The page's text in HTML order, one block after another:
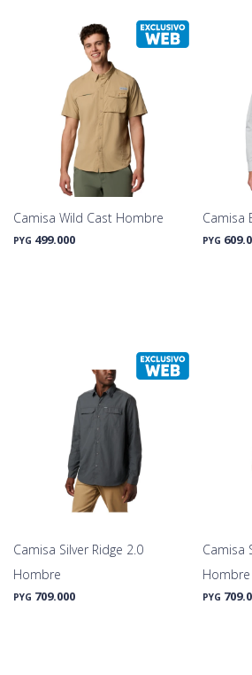
Camisa Wild Cast Hombre
PYG 499.000
Camisa
PYG
Camisa Silver Ridge 2.0
Hombre
PYG 709.000
Camisa
Hombre
PYG